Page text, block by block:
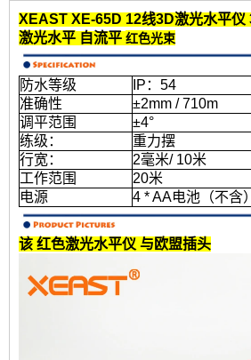
XEAST XE-65D 12线3D激光水平仪
激光水平 自流平 红色光束
防水等级
IP：54
准确性
±2mm / 710m
调平范围
±4°
练级：
重力摆
行宽：
2毫米/ 10米
工作范围
20米
电源
4 * AA电池（不含）
该 红色激光水平仪 与欧盟插头